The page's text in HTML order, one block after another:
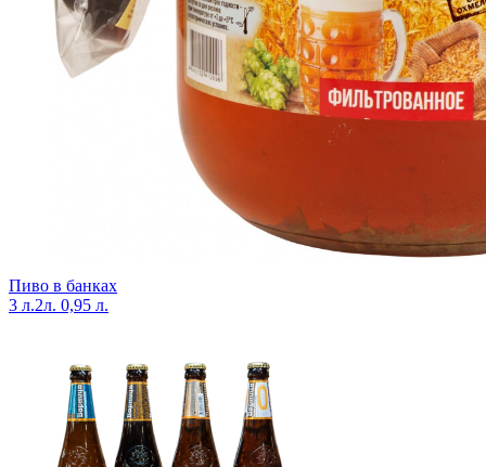
Пиво в банках
3 л.2л. 0,95 л.